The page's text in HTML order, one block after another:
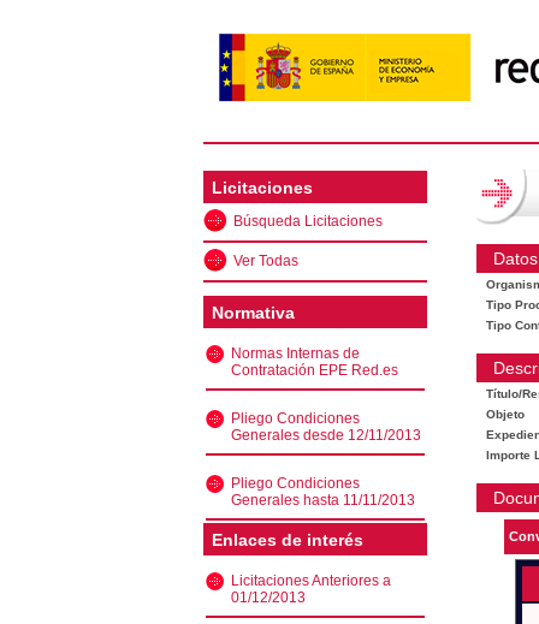
Licitaciones
Búsqueda Licitaciones
Ver Todas
Normativa
Normas Internas de
Contratación EPE Red.es
Pliego Condiciones
Generales desde 12/11/2013
Pliego Condiciones
Generales hasta 11/11/2013
Enlaces de interés
Licitaciones Anteriores a
01/12/2013
Tipo
Tipo
Título/
Objeto
Importe